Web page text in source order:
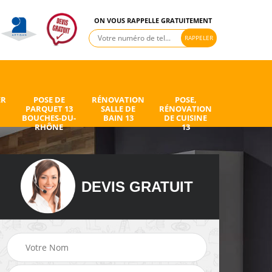
ON VOUS RAPPELLE GRATUITEMENT
POSE DE
PARQUET 13
BOUCHES-DU-
RHÔNE
RÉNOVATION
SALLE DE
BAIN 13
POSE,
RÉNOVATION
DE CUISINE
13
Electricien 13
DEVIS GRATUIT